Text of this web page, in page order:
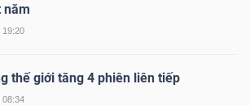
năm
19:20
thế giới tăng 4 phiên liên tiếp
08:34